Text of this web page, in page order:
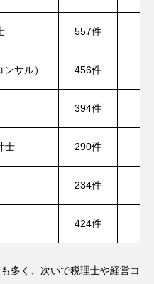
557件
サル） 456件
394件
士 290件
234件
424件
多く、次いで税理士や経営コ